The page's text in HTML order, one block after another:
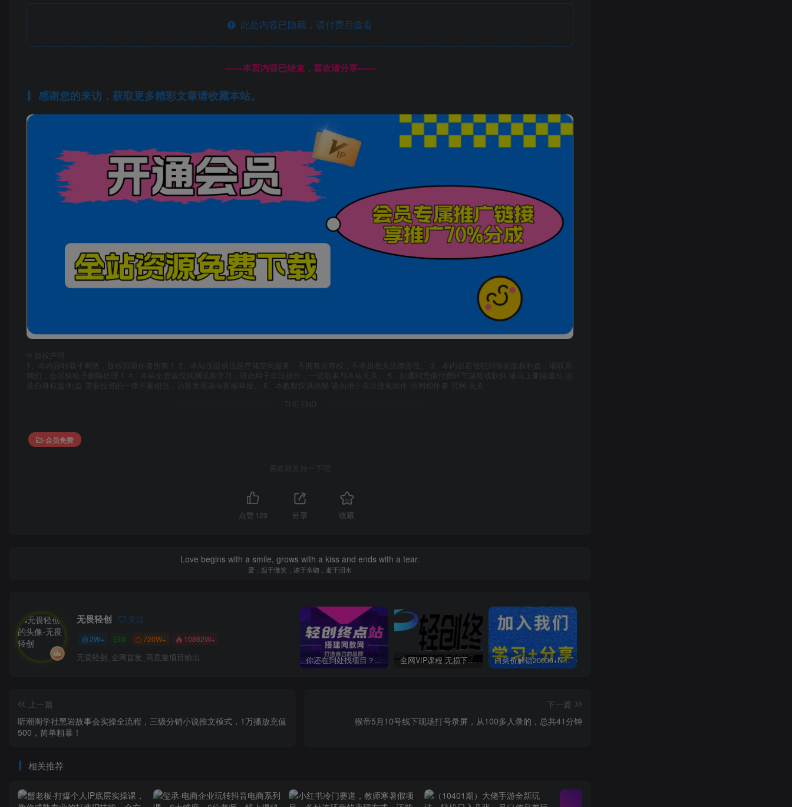
此处内容已隐藏，请付费后查看
------本页内容已结束，喜欢请分享------
感谢您的来访，获取更多精彩文章请收藏本站。
版权声明
1、本内容转载于网络，版权归原作者所有！ 2、本站仅提供信息存储空间服务，不拥有所有权，不承担相关法律责任。 3、本内容若侵犯到你的版权利益，请联系
我们，会尽快给予删除处理！ 4、本站全资源仅供测试和学习，请勿用于非法操作，一切后果与本站无关。 5、如遇到充值付费环节课程或软件 请马上删除退出 涉
及自身权益/利益 需要投资的一律不要相信，访客发现请向客服举报。 6、本教程仅供揭秘 请勿用于非法违规操作 否则和作者 官网 无关
THE END
会员免费
喜欢就支持一下吧
点赞 123 分享 收藏
Love begins with a smile, grows with a kiss and ends with a tear.
爱，起于微笑，浓于亲吻，逝于泪水
无畏轻创 关注
2W+ 0 720W+ 10862W+
无畏轻创_全网首发_高质量项目输出 你还在到处找项目？还在当韭菜？我靠卖项目一个月收入5万+，曾经我也是个失败者。 全网VIP课程 无损下载~ 白菜价解锁20000+N个赚钱机会，加入无畏轻创会员，全站资源免费学习。
上一篇
听潮阁学社黑岩故事会实操全流程，三级分销小说推文模式，1万播放充值
500，简单粗暴！
下一篇
猴帝5月10号线下现场打号录屏，从100多人录的，总共41分钟
相关推荐